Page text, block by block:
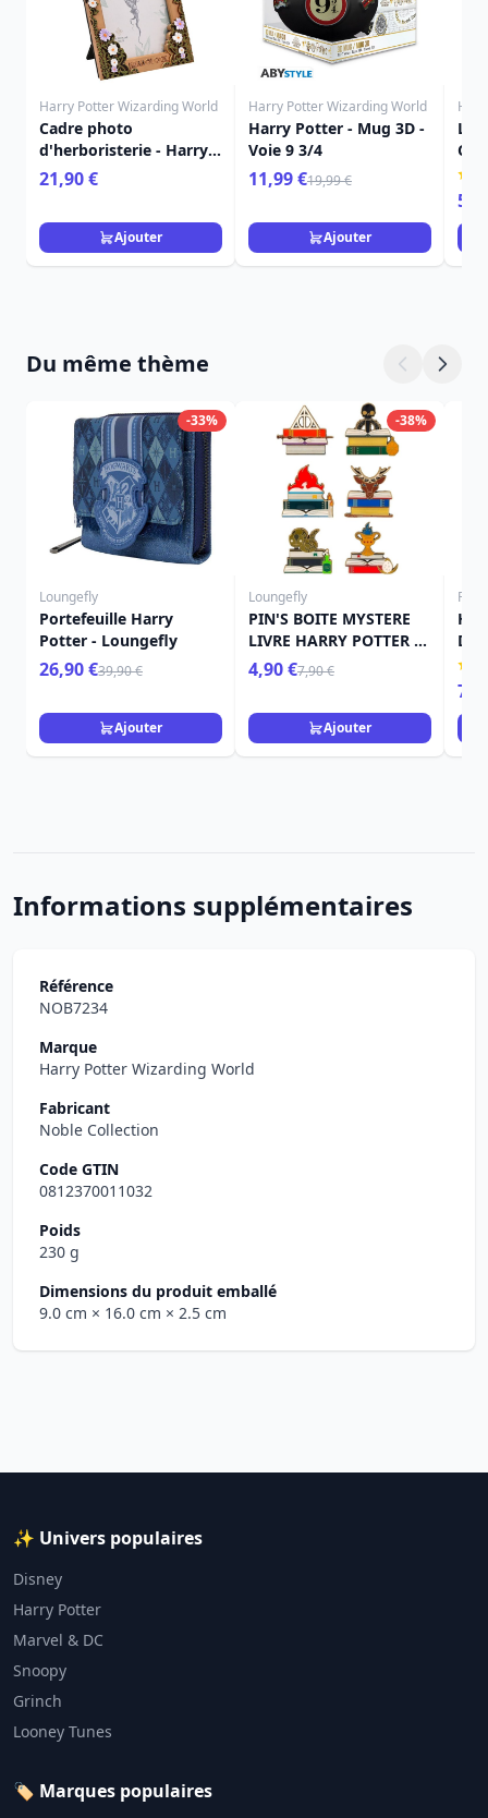
Harry Potter Wizarding World
Cadre photo
d'herboristerie - Harry
Potter
21,90 €
Ajouter
Harry Potter Wizarding World
Harry Potter - Mug 3D -
Voie 9 3/4
11,99 €19,99 €
Ajouter
Le
Du même thème
-33%
Loungefly
Portefeuille Harry
Potter - Loungefly
26,90 €39,90 €
Ajouter
-38%
Loungefly
PIN'S BOITE MYSTERE
LIVRE HARRY POTTER -
HARRY POTTER
LOUNGEFLY
4,90 €7,90 €
Ajouter
Informations supplémentaires
Référence
NOB7234
Marque
Harry Potter Wizarding World
Fabricant
Noble Collection
Code GTIN
0812370011032
Poids
230 g
Dimensions du produit emballé
9.0 cm × 16.0 cm × 2.5 cm
✨ Univers populaires
Disney
Harry Potter
Marvel & DC
Snoopy
Grinch
Looney Tunes
🏷️ Marques populaires